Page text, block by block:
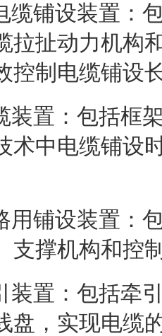
缆铺设装置：
拉扯动力机构
控制电缆铺设
装置：包括框
术中电缆铺设
用铺设装置：
支撑机构和控
装置：包括牵
盘，实现电缆